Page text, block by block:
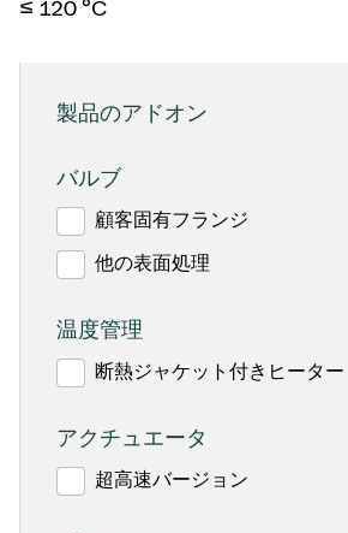
≤ 120 °C
製品のアドオン
バルブ
顧客固有フランジ
他の表面処理
温度管理
断熱ジャケット付きヒーター
アクチュエータ
超高速バージョン